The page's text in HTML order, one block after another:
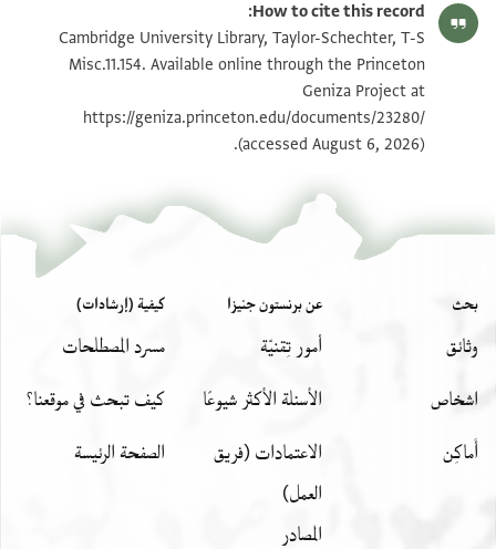
T-S Misc.11.154 1v تكبير و تدوير
بيان أذونات الصورة
How to cite this record:
Cambridge University Library, Taylor-Schechter, T-S
Misc.11.154. Available online through the Princeton
Geniza Project at
https://geniza.princeton.edu/documents/23280/
(accessed August 6, 2026).
بحث
وثائق
اشخاص
أَماكِن
عن برنستون جنيزا
أمور تِقنيّة
الأسئلة الأكثر شيوعًا
الاعتمادات (فريق
العمل)
المصادر
كيفية (إرشادات)
مسرد المصطلحات
كيف تبحث في موقعنا؟
الصفحة الرئيسة